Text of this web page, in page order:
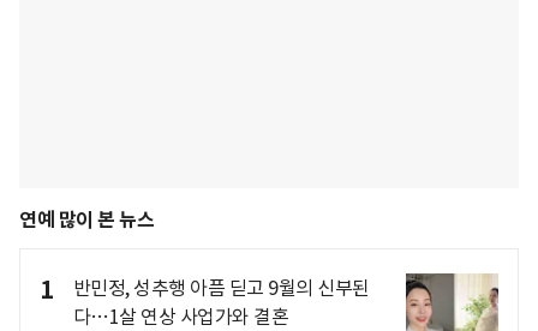
연예 많이 본 뉴스
1
반민정, 성추행 아픔 딛고 9월의 신부된
다…1살 연상 사업가와 결혼